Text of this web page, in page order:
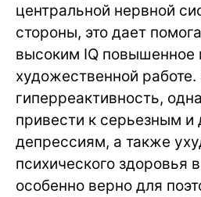
центральной нервной
стороны, это дает
высоким IQ повышенное
художественной работе.
гиперреактивность,
привести к серьезным и
депрессиям, а также
психического здоровья
особенно верно для